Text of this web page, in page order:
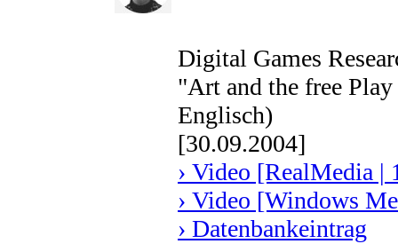
Digital Games
"Art and the free
Englisch)
[30.09.2004]
› Video [RealMedia |
› Video [Windows
› Datenbankeintrag